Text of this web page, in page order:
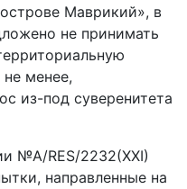
Маврикий», в
не принимать
менее,
из-под суверенитета
№A/RES/2232(XXI)
направленные на